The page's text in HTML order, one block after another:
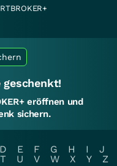
eröffnen und
sichern.
D E F G H I
J
T U V W X Y
Z